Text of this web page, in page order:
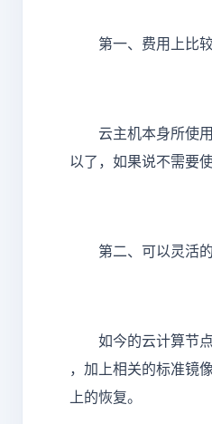
第一、费用上比
云主机本身所使用
以了，如果说不需要
第二、可以灵活
如今的云计算节点
，加上相关的标准镜
上的恢复。